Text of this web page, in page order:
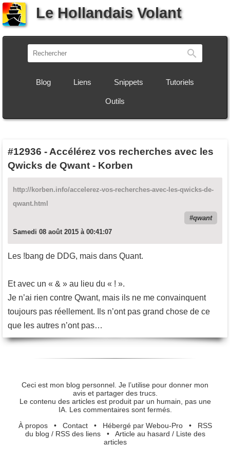
Le Hollandais Volant
Blog Liens Snippets Tutoriels
Outils
#12936 - Accélérez vos recherches avec les
Qwicks de Qwant - Korben
http://korben.info/accelerez-vos-recherches-avec-les-qwicks-de-
qwant.html
qwant
Samedi 08 août 2015 à 00:41:07
Les !bang de DDG, mais dans Quant.
Et avec un « & » au lieu du « ! ».
Je n’ai rien contre Qwant, mais ils ne me convainquent
toujours pas réellement. Ils n’ont pas grand chose de ce
que les autres n’ont pas…
Ceci est mon blog personnel. Je l’utilise pour donner mon
avis et partager des trucs.
Le contenu des articles est produit par un humain, pas une
IA. Les commentaires sont fermés.
À propos• Contact• Hébergé par Webou-Pro• RSS
du blog / RSS des liens• Article au hasard / Liste des
articles